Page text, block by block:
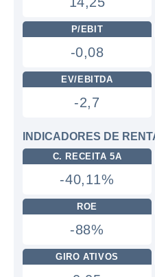
P/EBIT
-0,08
EV/EBITDA
-2,7
INDICADORES DE
C. RECEITA 5A
-40,11%
ROE
-88%
GIRO ATIVOS